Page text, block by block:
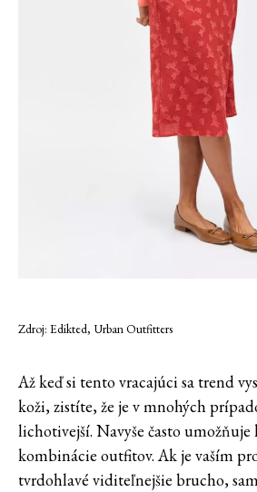
Zdroj: Edikted, Urban Outfitters
Až keď si tento vracajúci sa trend
koži, zistíte, že je v mnohých
lichotivejší. Navyše často umožňuje
kombinácie outfitov. Ak je vaším
tvrdohlavé viditeľnejšie brucho,